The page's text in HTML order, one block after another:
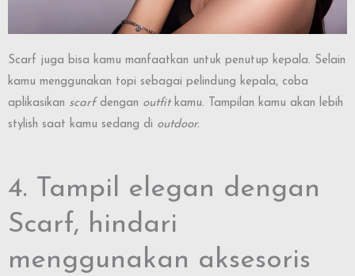
Scarf juga bisa kamu manfaatkan untuk penutup kepala. Selain
kamu menggunakan topi sebagai pelindung kepala, coba
aplikasikan scarfdengan outfitkamu. Tampilan kamu akan lebih
stylish saat kamu sedang di outdoor.
4. Tampil elegan dengan
Scarf, hindari
menggunakan aksesoris